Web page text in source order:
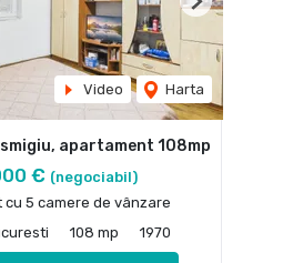
Video Harta
Next
apartament 108mp
€ (negociabil)
5 camere de vânzare
108 mp 1970